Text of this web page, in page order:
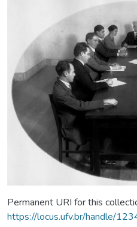
Permanent URI for this
https://locus.ufv.br/handle/